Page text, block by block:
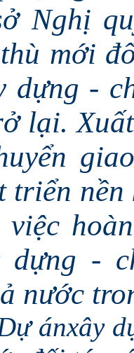
Nghị
mới
dựng -
lại.
triển
dựng -
nước
ánxây